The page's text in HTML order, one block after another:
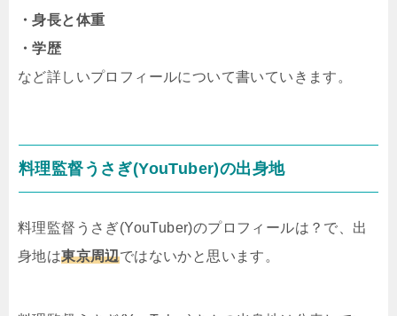
・身長と体重
・学歴
など詳しいプロフィールについて書いていきます。
料理監督うさぎ(YouTuber)の出身地
料理監督うさぎ(YouTuber)のプロフィールは？で、出
身地は東京周辺ではないかと思います。